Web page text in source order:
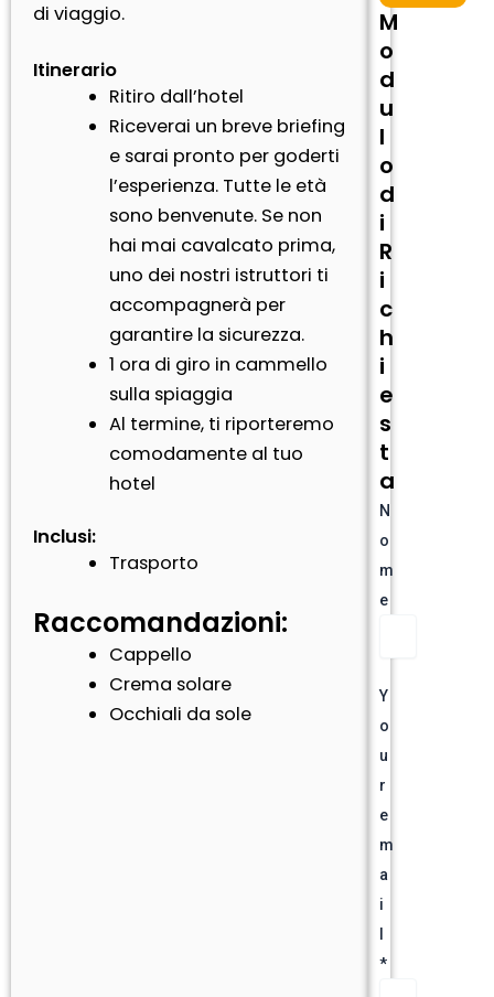
di viaggio.
Itinerario
Ritiro dall’hotel
Riceverai un breve briefing
e sarai pronto per goderti
l’esperienza. Tutte le età
sono benvenute. Se non
hai mai cavalcato prima,
uno dei nostri istruttori ti
accompagnerà per
garantire la sicurezza.
1 ora di giro in cammello
sulla spiaggia
Al termine, ti riporteremo
comodamente al tuo
hotel
Inclusi:
Trasporto
Raccomandazioni:
Cappello
Crema solare
Occhiali da sole
M
o
d
u
l
o
d
i
R
i
c
h
i
e
s
t
a
N
o
m
e
Y
o
u
r
e
m
a
i
*